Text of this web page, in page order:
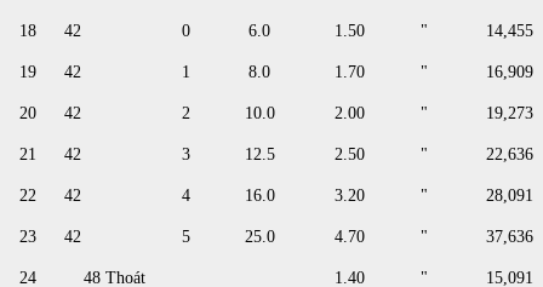
18 42 0 6.0 1.50 " 14,455
19 42 1 8.0 1.70 " 16,909
20 42 2 10.0 2.00 " 19,273
21 42 3 12.5 2.50 " 22,636
22 42 4 16.0 3.20 " 28,091
23 42 5 25.0 4.70 " 37,636
24 48 Thoát 1.40 " 15,091